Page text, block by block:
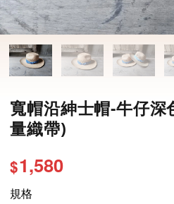
寬帽沿紳士帽-牛仔深
量織帶)
$1,580
規格